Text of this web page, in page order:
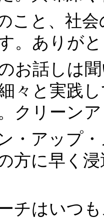
こと、社
。ありが
お話しは
々と実践
クリーン
・アップ
方に早く
チはいつ